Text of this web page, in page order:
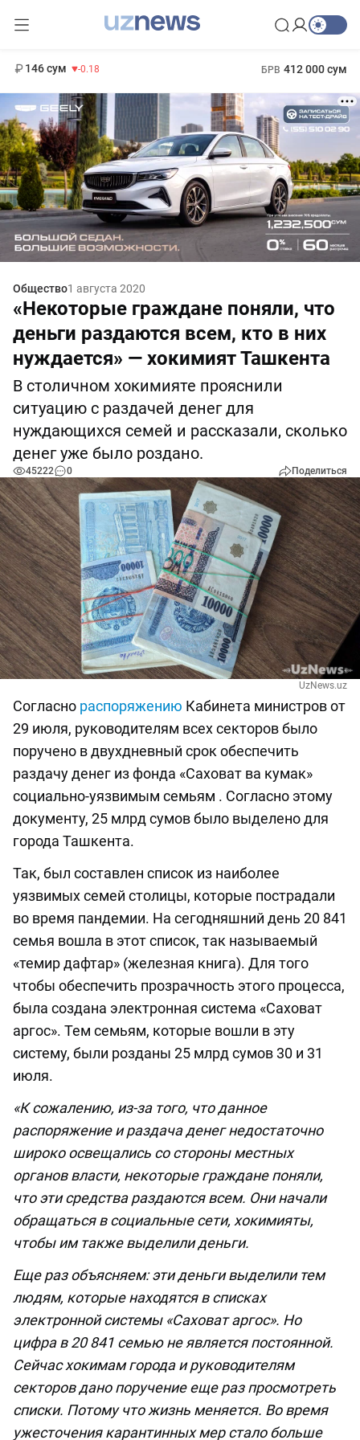
146 сум -0.18 БРВ 412 000 сум
Общество1 августа 2020
«Некоторые граждане поняли, что
деньги раздаются всем, кто в них
нуждается» — хокимият Ташкента
В столичном хокимияте прояснили
ситуацию с раздачей денег для
нуждающихся семей и рассказали, сколько
денег уже было роздано.
45222 0 Поделиться
UzNews.uz
Согласно распоряжению Кабинета министров от
29 июля, руководителям всех секторов было
поручено в двухдневный срок обеспечить
раздачу денег из фонда «Саховат ва кумак»
социально-уязвимым семьям . Согласно этому
документу, 25 млрд сумов было выделено для
города Ташкента.
Так, был составлен список из наиболее
уязвимых семей столицы, которые пострадали
во время пандемии. На сегодняшний день 20 841
семья вошла в этот список, так называемый
«темир дафтар» (железная книга). Для того
чтобы обеспечить прозрачность этого процесса,
была создана электронная система «Саховат
аргос». Тем семьям, которые вошли в эту
систему, были розданы 25 млрд сумов 30 и 31
июля.
«К сожалению, из-за того, что данное
распоряжение и раздача денег недостаточно
широко освещались со стороны местных
органов власти, некоторые граждане поняли,
что эти средства раздаются всем. Они начали
обращаться в социальные сети, хокимияты,
чтобы им также выделили деньги.
Еще раз объясняем: эти деньги выделили тем
людям, которые находятся в списках
электронной системы «Саховат аргос». Но
цифра в 20 841 семью не является постоянной.
Сейчас хокимам города и руководителям
секторов дано поручение еще раз просмотреть
списки. Потому что жизнь меняется. Во время
ужесточения карантинных мер стало больше